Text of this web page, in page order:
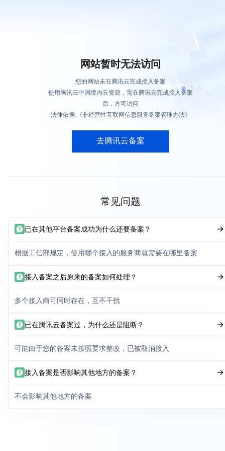
网站暂时无法访问
您的网站未在腾讯云完成接入备案
使用腾讯云中国境内云资源，需在腾讯云完成接入备案
后，方可访问
法律依据:《非经营性互联网信息服务备案管理办法》
去腾讯云备案
常见问题
已在其他平台备案成功为什么还要备案？
根据工信部规定，使用哪个接入的服务商就需要在哪里备案
接入备案之后原来的备案如何处理？
多个接入商可同时存在，互不干扰
已在腾讯云备案过，为什么还是阻断？
可能由于您的备案未按照要求整改，已被取消接入
接入备案是否影响其他地方的备案？
不会影响其他地方的备案